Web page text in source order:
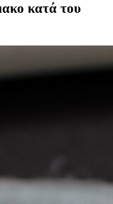
κατά του